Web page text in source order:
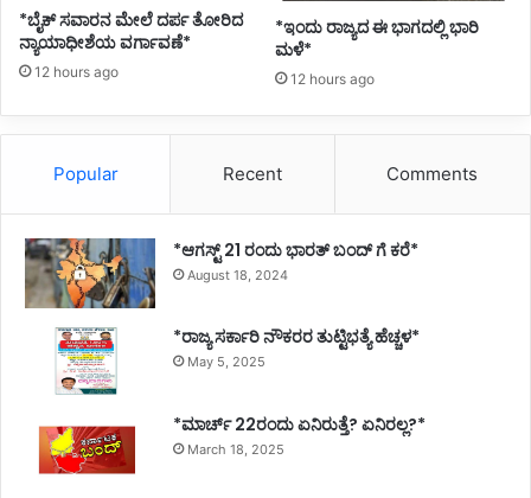
*ಬೈಕ್ ಸವಾರನ ಮೇಲೆ ದರ್ಪ ತೋರಿದ
ನ್ಯಾಯಾಧೀಶೆಯ ವರ್ಗಾವಣೆ*
12 hours ago
*ಇಂದು ರಾಜ್ಯದ ಈ ಭಾಗದಲ್ಲಿ ಭಾರಿ
ಮಳೆ*
12 hours ago
Popular Recent Comments
*ಆಗಸ್ಟ್ 21 ರಂದು ಭಾರತ್‌ ಬಂದ್‌ ಗೆ ಕರೆ*
August 18, 2024
*ರಾಜ್ಯ ಸರ್ಕಾರಿ ನೌಕರರ ತುಟ್ಟಿಭತ್ಯೆ ಹೆಚ್ಚಳ*
May 5, 2025
*ಮಾರ್ಚ್ 22ರಂದು ಏನಿರುತ್ತೆ? ಏನಿರಲ್ಲ?*
March 18, 2025